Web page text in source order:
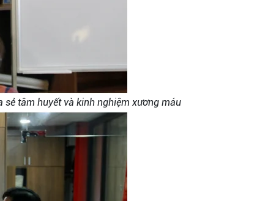
tâm huyết và kinh nghiệm xương máu